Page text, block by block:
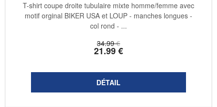
34.99 €
21.99€
T-shirt coupe droite tubulaire mixte homme/femme avec
motif orginal BIKER USA et LOUP - manches longues -
col rond - ...